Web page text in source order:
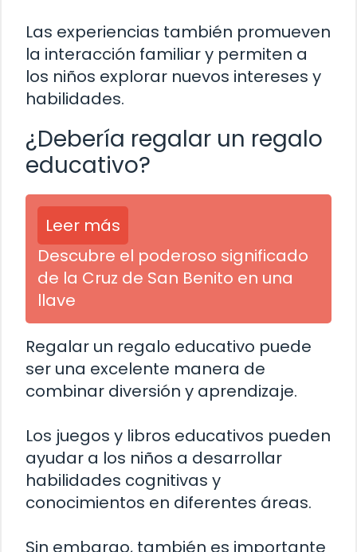
Las experiencias también promueven
la interacción familiar y permiten a
los niños explorar nuevos intereses y
habilidades.
¿Debería regalar un regalo
educativo?
Leer más
Descubre el poderoso significado
de la Cruz de San Benito en una
llave
Regalar un regalo educativo puede
ser una excelente manera de
combinar diversión y aprendizaje.
Los juegos y libros educativos pueden
ayudar a los niños a desarrollar
habilidades cognitivas y
conocimientos en diferentes áreas.
Sin embargo, también es importante